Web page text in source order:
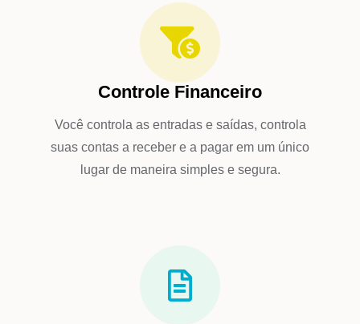
Controle Financeiro
Você controla as entradas e saídas, controla
suas contas a receber e a pagar em um único
lugar de maneira simples e segura.